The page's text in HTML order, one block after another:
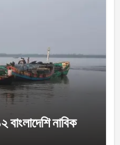
বাংলাদেশি নাবিক